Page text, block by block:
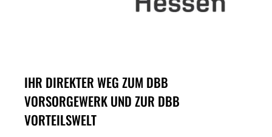
IHR DIREKTER WEG ZUM DBB
VORSORGEWERK UND ZUR DBB
VORTEILSWELT